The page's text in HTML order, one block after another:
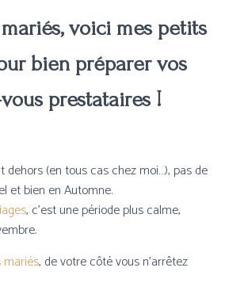
N
voici mes petits
bien préparer vos
prestataires !
dehors (en tous cas chez moi…), pas de
et bien en Automne.
, c’est une période plus calme,
, de votre côté vous n’arrêtez